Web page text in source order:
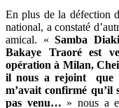
En plus de la défection
national, a constaté
amical. «Samba
Bakaye Traoré est
opération à Milan,
il nous a rejoint que
m’avait confirmé qu’il
pas venu… » nous a